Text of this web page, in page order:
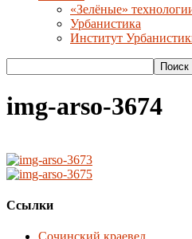
«Зелёные»
Урбанистика
Институт
img-arso-3674
Ссылки